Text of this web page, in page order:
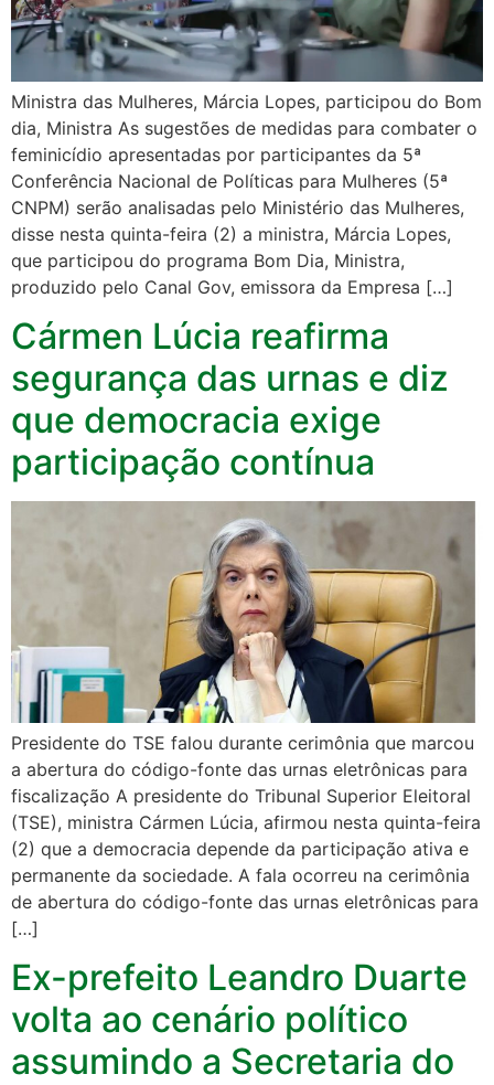
Ministra das Mulheres, Márcia Lopes, participou do Bom
dia, Ministra As sugestões de medidas para combater o
feminicídio apresentadas por participantes da 5ª
Conferência Nacional de Políticas para Mulheres (5ª
CNPM) serão analisadas pelo Ministério das Mulheres,
disse nesta quinta-feira (2) a ministra, Márcia Lopes,
que participou do programa Bom Dia, Ministra,
produzido pelo Canal Gov, emissora da Empresa […]
Cármen Lúcia reafirma
segurança das urnas e diz
que democracia exige
participação contínua
Presidente do TSE falou durante cerimônia que marcou
a abertura do código-fonte das urnas eletrônicas para
fiscalização A presidente do Tribunal Superior Eleitoral
(TSE), ministra Cármen Lúcia, afirmou nesta quinta-feira
(2) que a democracia depende da participação ativa e
permanente da sociedade. A fala ocorreu na cerimônia
de abertura do código-fonte das urnas eletrônicas para
[…]
Ex-prefeito Leandro Duarte
volta ao cenário político
assumindo a Secretaria do